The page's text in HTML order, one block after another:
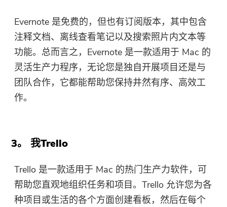
Evernote 是免费的，但也有订阅版本，其中包含
注释文档、离线查看笔记以及搜索照片内文本等
功能。总而言之，Evernote 是一款适用于 Mac 的
灵活生产力程序，无论您是独自开展项目还是与
团队合作，它都能帮助您保持井然有序、高效工
作。
3。 我Trello
Trello 是一款适用于 Mac 的热门生产力软件，可
帮助您直观地组织任务和项目。Trello 允许您为各
种项目或生活的各个方面创建看板，然后在每个